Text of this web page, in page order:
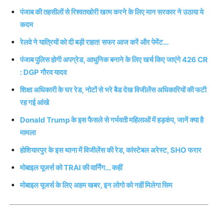
पंजाब की तहसीलों से रिश्वतखोरी खत्म करने के लिए मान सरकार ने उठाया ये
कदम
रेलवे ने यात्रियों को दी बड़ी राहत! सफर आज करें और पेमेंट…
पंजाब पुलिस होगी अपग्रेड, आधुनिक बनाने के लिए खर्च किए जाएंगे 426 CR
: DGP गौरव यादव
शिक्षा अधिकारी के घर रेड, नोटों से भरे बैड देख विजीलेंस अधिकारियों की फटी
रह गई आंखे
Donald Trump के इस फैसले से गर्भवती महिलाओं में हड़कंप, जानें क्या है
मामला
होशियारपुर के इस थाना में विजीलेंस की रेड, कांस्टेबल अरेस्ट, SHO फरार
मोबाइल यूजर्स को TRAI की वार्निंग… कहीं
मोबाइल यूजर्स के लिए अहम खबर, इन लोगो को नहीं मिलेगा सिम